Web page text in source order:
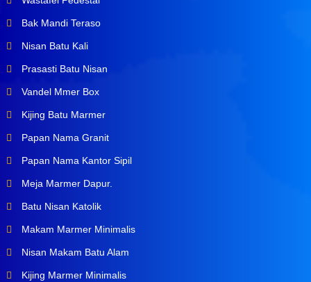
Bak Mandi Teraso
Nisan Batu Kali
Prasasti Batu Nisan
Vandel Mmer Box
Kijing Batu Marmer
Papan Nama Granit
Papan Nama Kantor Sipil
Meja Marmer Dapur.
Batu Nisan Katolik
Makam Marmer Minimalis
Nisan Makam Batu Alam
Kijing Marmer Minimalis